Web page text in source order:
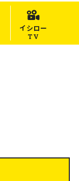
イシロー
TV